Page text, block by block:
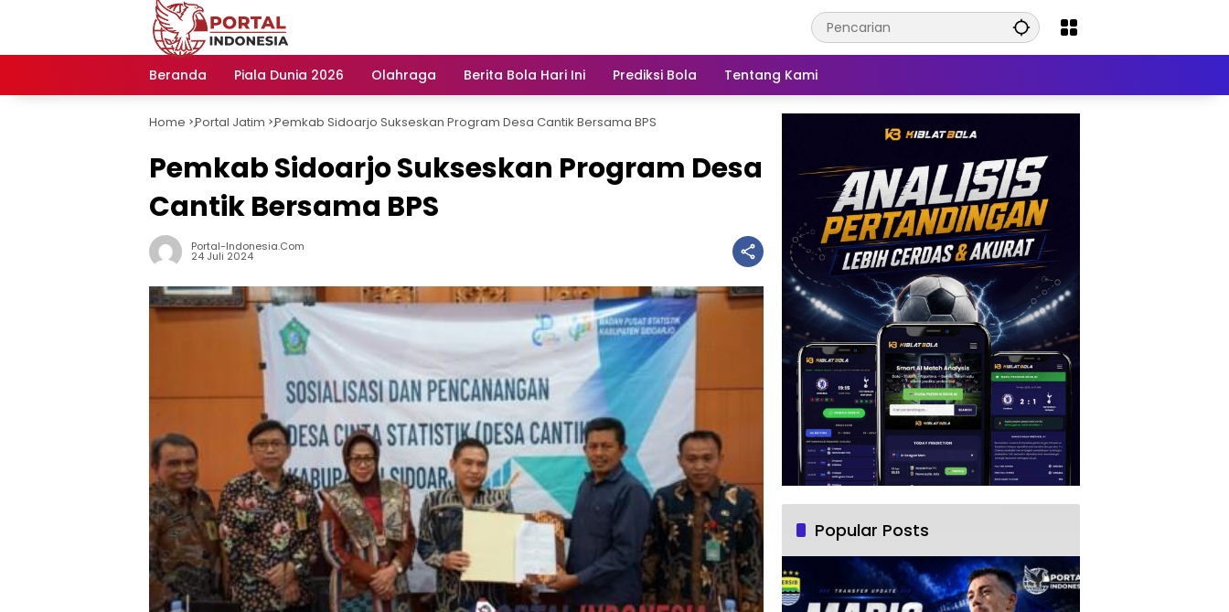
Beranda
Piala Dunia 2026 Olahraga Berita Bola Hari Ini Prediksi Bola Tentang Kami
Home -
Portal Jatim -
Pemkab Sidoarjo Sukseskan Program Desa Cantik Bersama BPS
Pemkab Sidoarjo Sukseskan Program Desa
Cantik Bersama BPS
Portal-Indonesia.com
24 Juli 2024
Popular Posts